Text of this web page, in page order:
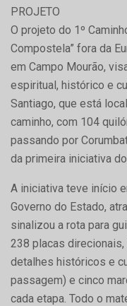
PROJETO
O projeto do 1º
Compostela” fora da
em Campo Mourão,
espiritual, histórico e
Santiago, que está
caminho, com 104
passando por
da primeira iniciativa
A iniciativa teve início
Governo do Estado,
sinalizou a rota para
238 placas
detalhes históricos e
passagem) e cinco
cada etapa. Todo o